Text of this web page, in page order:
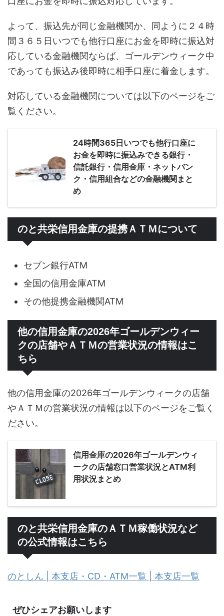
よって、振込先が同じ金融機関か、同ように２４時
間３６５日いつでも他行口座にお金を即時に振込対
応している金融機関ならば、ゴールデンウィーク中
であっても振込み後即時に相手口座に着金します。
対応している金融機関については以下のページをご
覧ください。
24時間365日いつでも他行口座に
お金を即時に振込みできる銀行・
信託銀行・信用金庫・ネットバン
ク・信用組合などの金融機関まと
め
のと共栄信用金庫の提携ＡＴＭについて
セブン銀行ATM
全国の信用金庫ATM
その他提携金融機関ATM
他の信用金庫の2026年ゴールデンウィー
クの店舗やＡＴＭの営業状況の情報はこ
ちら
他の信用金庫の2026年ゴールデンウィークの店舗
やＡＴＭの営業状況の情報は以下のページをご覧く
ださい。
信用金庫の2026年ゴールデンウィ
ークの店舗窓口営業状況とATM利
用状況まとめ
のと共栄信用金庫のＡＴＭ稼働状況など
の公式情報はこちら
のとしん | 本支店・CD・ATM一覧 | 本支店一覧
ぜひシェアお願いします